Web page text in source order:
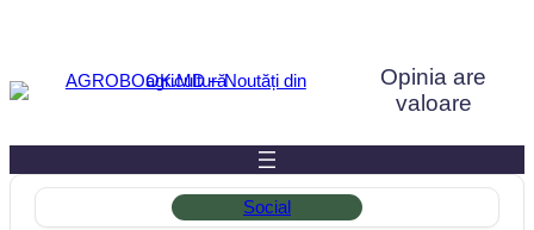
conținut
Opinia are
valoare
Social